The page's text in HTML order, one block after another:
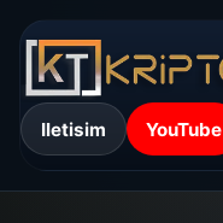
Iletisim YouTube